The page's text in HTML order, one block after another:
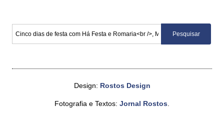
Design: Rostos Design
Fotografia e Textos: Jornal Rostos.